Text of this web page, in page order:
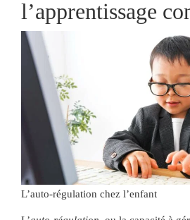
l’apprentissage
L’auto-régulation chez l’enfant